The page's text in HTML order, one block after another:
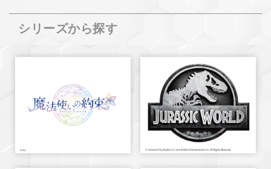
シリーズから探す